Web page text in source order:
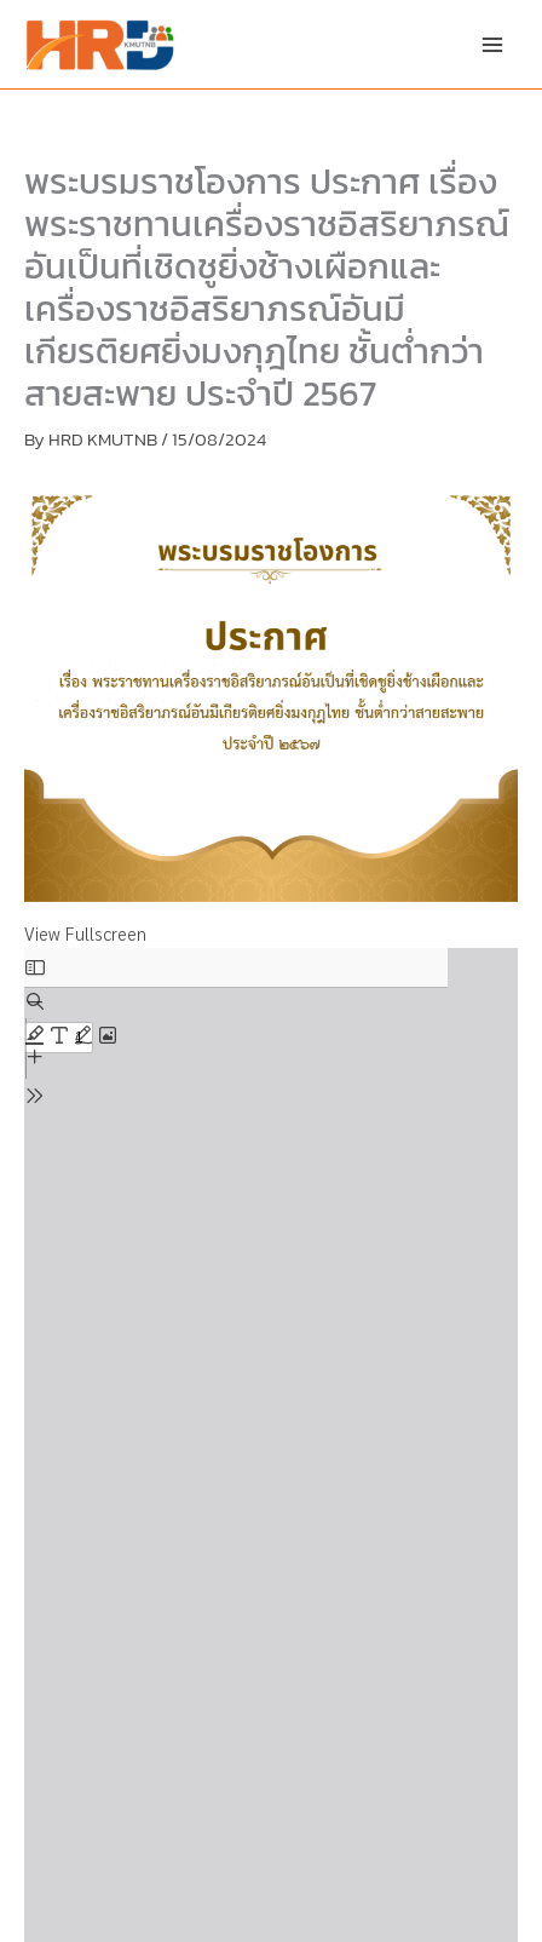
content
พระบรมราชโองการ ประกาศ เรื่อง
พระราชทานเครื่องราชอิสริยาภรณ์
อันเป็นที่เชิดชูยิ่งช้างเผือกและ
เครื่องราชอิสริยาภรณ์อันมี
เกียรติยศยิ่งมงกุฎไทย ชั้นต่ำกว่า
สายสะพาย ประจำปี 2567
By HRD KMUTNB/15/08/2024
View Fullscreen
PDF